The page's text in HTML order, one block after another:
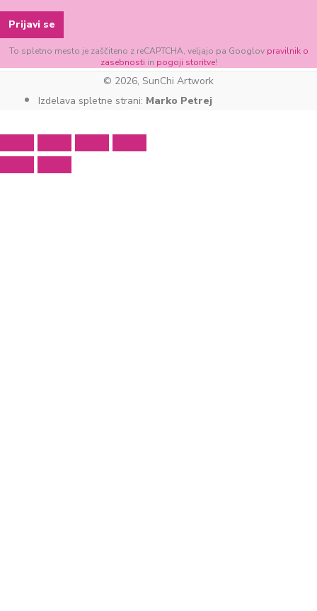
Prijavi se
To spletno mesto je zaščiteno z reCAPTCHA, veljajo pa Googlov pravilnik o
zasebnosti in pogoji storitve!
© 2026, SunChi Artwork
Izdelava spletne strani: Marko Petrej